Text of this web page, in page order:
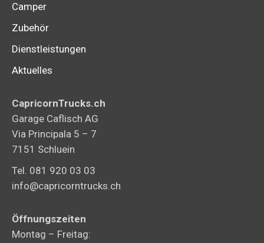
Camper
Zubehör
Dienstleistungen
Aktuelles
CapricornTrucks.ch
Garage Caflisch AG
Via Principala 5 – 7
7151 Schluein
Tel. 081 920 03 03
info@capricorntrucks.ch
Öffnungszeiten
Montag – Freitag: